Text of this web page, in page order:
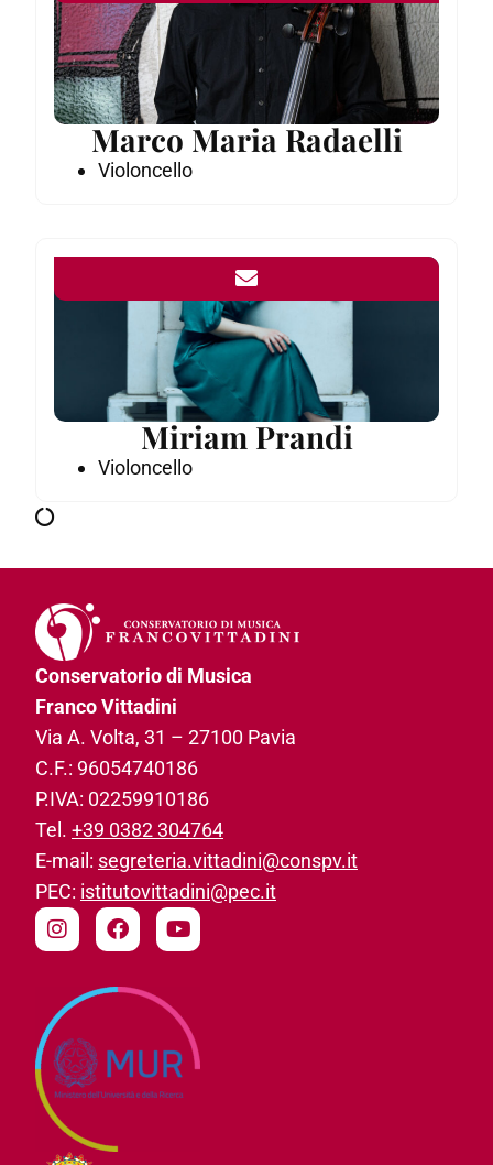
Marco Maria Radaelli
Violoncello
Miriam Prandi
Violoncello
Conservatorio di Musica
Franco Vittadini
Via A. Volta, 31­ – 27100 Pavia
C.F.: 96054740186­
P.IVA: 02259910186­
Tel. +39 0382 304764
E-mail: segreteria.vittadini@conspv.it
PEC: istitutovittadini@pec.it